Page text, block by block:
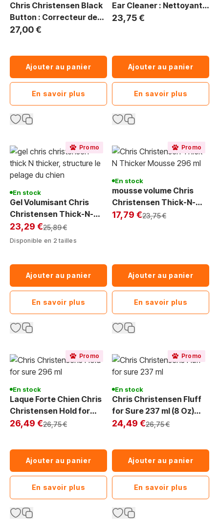
Chris Christensen Black
Button : Correcteur de
Truffe
27,00 €
Ajouter au panier
En savoir plus
Ear Cleaner : Nettoyant
Oreilles Chien
23,75 €
Ajouter au panier
En savoir plus
Promo
En stock
Gel Volumisant Chris
Christensen Thick-N-
Thicker GEL - Pour un
Pelage Structuré
Exclu Web:
23,29 €Prix normal
25,89 €
Disponible en 2 tailles
Ajouter au panier
En savoir plus
Promo
En stock
mousse volume Chris
Christensen Thick-N-
Thicker aerosol 296 ml
Exclu Web
17,79 €Prix normal
23,75 €
Ajouter au panier
En savoir plus
Promo
En stock
Laque Forte Chien Chris
Christensen Hold for
Sure : Fixation Longue
Exclu Web
26,49 €Prix normal
26,75 €
Ajouter au panier
En savoir plus
Promo
En stock
Chris Christensen Fluff
for Sure 237 ml (8 Oz)
Fixateur Léger
Exclu Web
24,49 €Prix normal
26,75 €
Ajouter au panier
En savoir plus